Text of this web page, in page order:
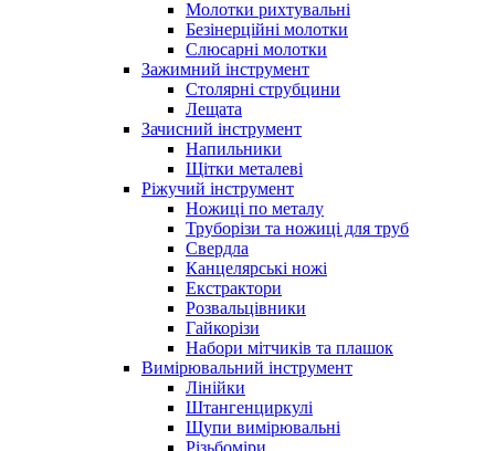
Молотки рихтувальні
Безінерційні молотки
Слюсарні молотки
Зажимний інструмент
Столярні струбцини
Лещата
Зачисний інструмент
Напильники
Щітки металеві
Ріжучий інструмент
Ножиці по металу
Труборізи та ножиці для труб
Свердла
Канцелярські ножі
Екстрактори
Розвальцівники
Гайкорізи
Набори мітчиків та плашок
Вимірювальний інструмент
Лінійки
Штангенциркулі
Щупи вимірювальні
Різьбоміри